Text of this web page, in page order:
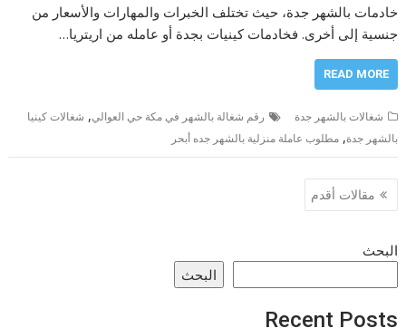
خادمات بالشهر جدة، حيث تختلف الخبرات والمهارات والأسعار من
جنسية إلى أخرى. فخادمات كينيات بجدة أو عامله من اريتريا…
READ MORE
شغالات بالشهر جدة رقم شغالة بالشهر في مكة حي العوالي, شغالات كينيا
بالشهر جدة,مطلوب عاملة منزلية بالشهر جده أبحر
تصفّح
المقالات
مقالات أقدم
البحث
البحث
Recent Posts